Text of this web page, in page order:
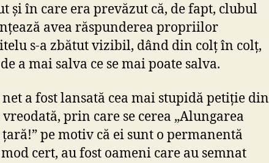
și în care era prevăzut că, de fapt, clubul
avea răspunderea propriilor
s-a zbătut vizibil, dând din colț în colț,
a mai salva ce se mai poate salva.
a fost lansată cea mai stupidă petiție din
prin care se cerea „Alungarea
pe motiv că ei sunt o permanentă
cert, au fost oameni care au semnat